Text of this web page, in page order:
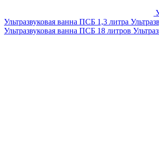
Ультразвуковая ванна ПСБ 1,3 литра
Ультразвуковая ванна ПСБ 18 литров